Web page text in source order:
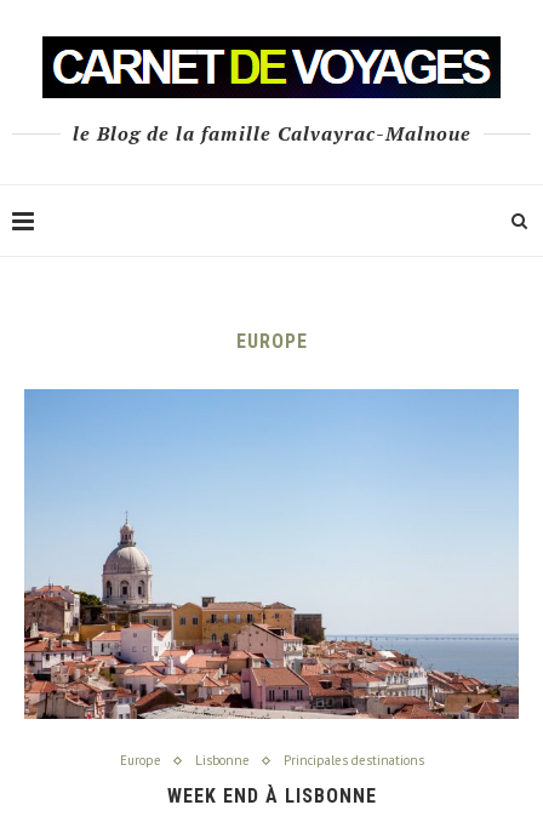
le Blog de la famille Calvayrac-Malnoue
EUROPE
Europe Lisbonne Principales destinations
WEEK END À LISBONNE